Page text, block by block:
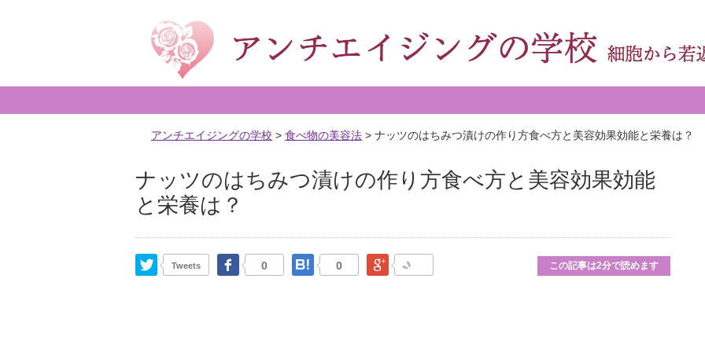
アンチエイジングの学校 > 食べ物の美容法 > ナッツのはちみつ漬けの作り方食べ方と美容効果効能と栄養は？
ナッツのはちみつ漬けの作り方食べ方と美容効果効能
と栄養は？
Tweets
Twitter 0
Facebook 0
はてなブックマークGoogle Plus この記事は2分で読めます